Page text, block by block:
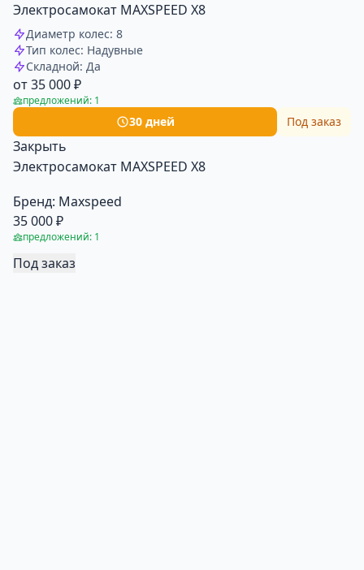
Электросамокат MAXSPEED X8
Диаметр колес: 8
Тип колес: Надувные
Складной: Да
от 35 000 ₽
предложений: 1
30 дней Под заказ
Закрыть
Электросамокат MAXSPEED X8
Бренд: Maxspeed
35 000 ₽
предложений: 1
Под заказ